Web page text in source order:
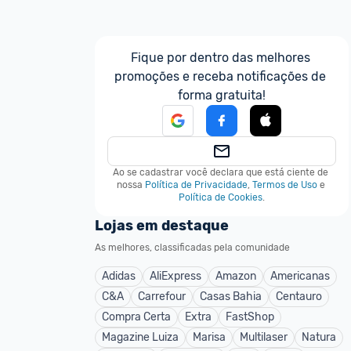
Fique por dentro das melhores
promoções e receba notificações de
forma gratuita!
Ao se cadastrar você declara que está ciente de
nossa Política de Privacidade, Termos de Uso e
Política de Cookies.
Lojas em destaque
As melhores, classificadas pela comunidade
Adidas AliExpress Amazon
Americanas
C&A
Carrefour Casas Bahia
Centauro
Compra Certa
Extra
FastShop
Magazine Luiza
Marisa Multilaser
Natura